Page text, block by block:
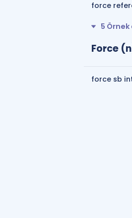
force
5
Force
force sb